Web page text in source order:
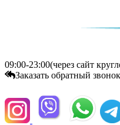
09:00-23:00(через сайт
Заказать обратный звонок